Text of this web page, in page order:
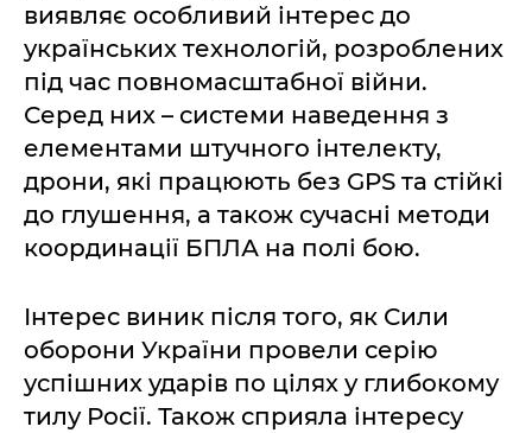
виявляє особливий інтерес до
українських технологій, розроблених
під час повномасштабної війни.
Серед них – системи наведення з
елементами штучного інтелекту,
дрони, які працюють без GPS та стійкі
до глушення, а також сучасні методи
координації БПЛА на полі бою.
Інтерес виник після того, як Сили
оборони України провели серію
успішних ударів по цілях у глибокому
тилу Росії. Також сприяла інтересу